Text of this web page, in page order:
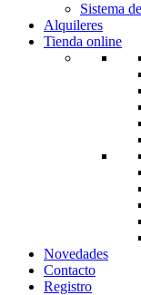
Sistema
Alquileres
Tienda online
Novedades
Contacto
Registro